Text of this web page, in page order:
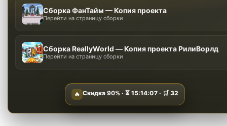
Сборка ФанТайм — Копия проекта
Перейти на страницу сборки
Сборка ReallyWorld — Копия проекта РилиВорлд
Перейти на страницу сборки
🔥 Скидка 90%· ⏳ 15:14:06 · 🛒32